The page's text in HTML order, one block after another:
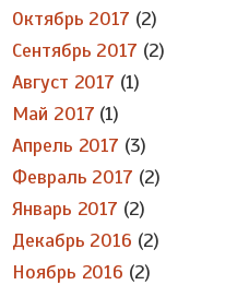
Октябрь 2017 (2)
Сентябрь 2017 (2)
Август 2017 (1)
Май 2017 (1)
Апрель 2017 (3)
Февраль 2017 (2)
Январь 2017 (2)
Декабрь 2016 (2)
Ноябрь 2016 (2)